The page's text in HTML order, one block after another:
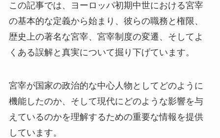
この記事では、ヨーロッパ初期中世における宮宰
の基本的な定義から始まり、彼らの職務と権限、
歴史上の著名な宮宰、宮宰制度の変遷、そしてよ
くある誤解と真実について掘り下げています。
宮宰が国家の政治的な中心人物としてどのように
機能したのか、そして現代にどのような影響を与
えているのかを理解するための重要な情報を提供
しています。